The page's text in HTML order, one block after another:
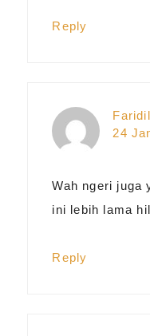
Reply
24
Wah ngeri juga
ini lebih lama
Reply